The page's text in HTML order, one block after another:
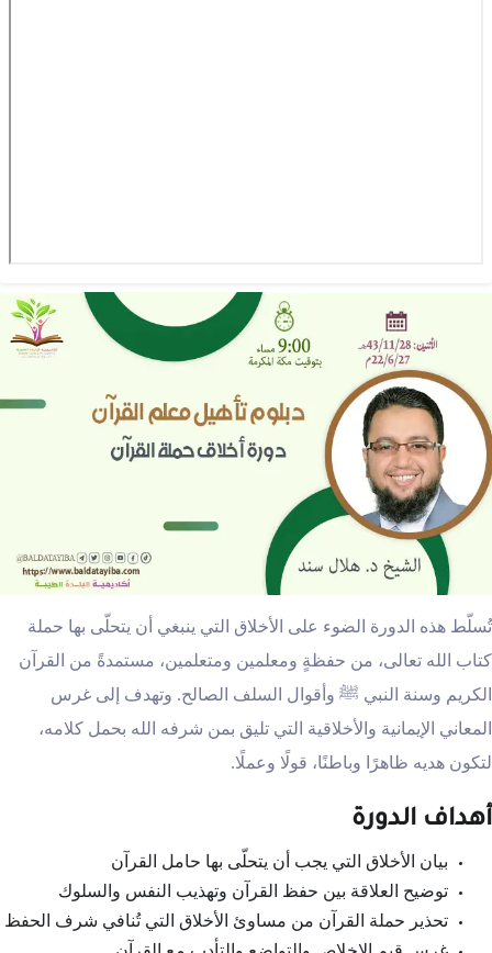
تُسلّط هذه الدورة الضوء على الأخلاق التي ينبغي أن يتحلّى بها حملة
كتاب الله تعالى، من حفظةٍ ومعلمين ومتعلمين، مستمدةً من القرآن
الكريم وسنة النبي ﷺ وأقوال السلف الصالح. وتهدف إلى غرس
المعاني الإيمانية والأخلاقية التي تليق بمن شرفه الله بحمل كلامه،
لتكون هديه ظاهرًا وباطنًا، قولًا وعملًا.
أهداف الدورة
بيان الأخلاق التي يجب أن يتحلّى بها حامل القرآن
توضيح العلاقة بين حفظ القرآن وتهذيب النفس والسلوك
تحذير حملة القرآن من مساوئ الأخلاق التي تُنافي شرف الحفظ